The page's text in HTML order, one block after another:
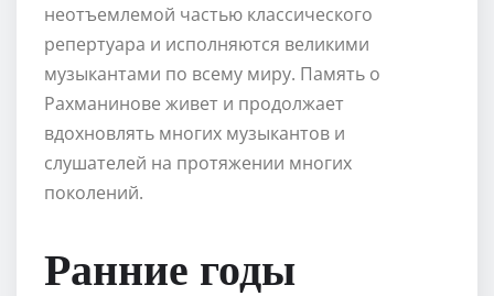
неотъемлемой частью классического
репертуара и исполняются великими
музыкантами по всему миру. Память о
Рахманинове живет и продолжает
вдохновлять многих музыкантов и
слушателей на протяжении многих
поколений.
Ранние годы